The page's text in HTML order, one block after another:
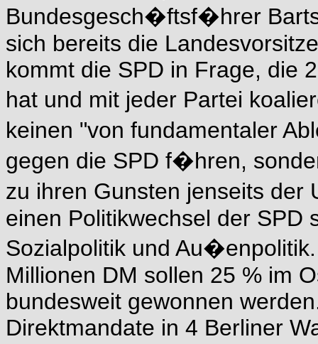
Bundesgesch�ftsf�hrer
sich bereits die
kommt die SPD in Frage, die
hat und mit jeder Partei
keinen "von fundamentaler
gegen die SPD f�hren,
zu ihren Gunsten jenseits
einen Politikwechsel der SPD
Sozialpolitik und
Millionen DM sollen 25 % im
bundesweit gewonnen
Direktmandate in 4 Berliner